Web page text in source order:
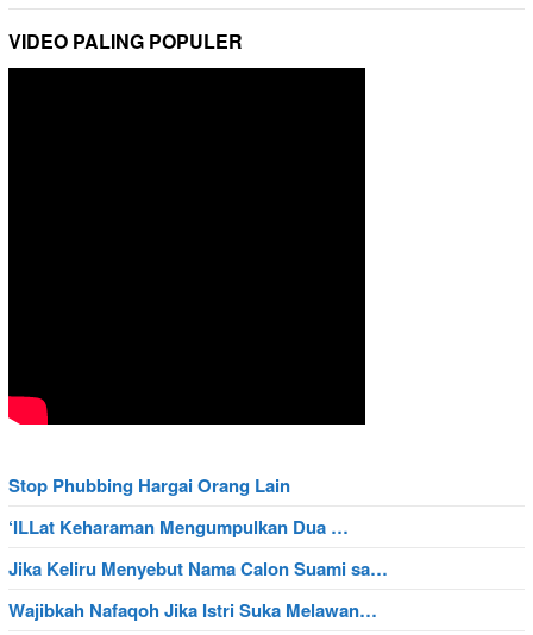
VIDEO PALING POPULER
Stop Phubbing Hargai Orang Lain
‘ILLat Keharaman Mengumpulkan Dua …
Jika Keliru Menyebut Nama Calon Suami sa…
Wajibkah Nafaqoh Jika Istri Suka Melawan…